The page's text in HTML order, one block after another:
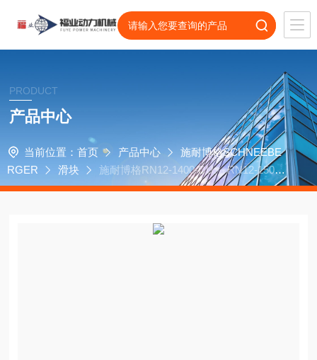
PRODUCT
产品中心
当前位置： 首页 产品中心
施耐博格SCHNEEBE
RGER
滑块
施耐博格RN12-1400-DU、 RN12-1500-
DU传动部件滑块